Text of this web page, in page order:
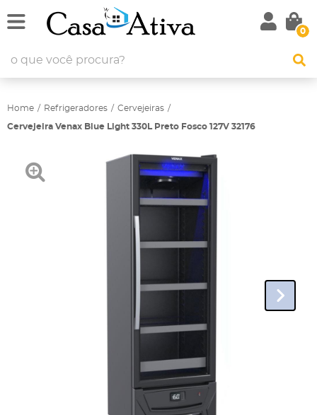
0
Home Refrigeradores Cervejeiras
Cervejeira Venax Blue Light 330L Preto Fosco 127V 32176